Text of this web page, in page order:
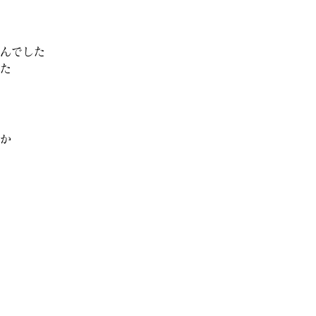
でした